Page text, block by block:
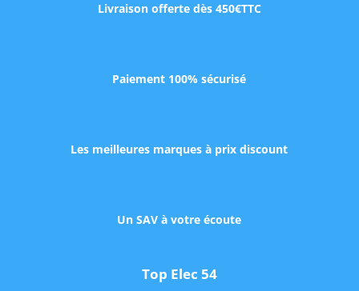
Livraison offerte dès 450€TTC
Paiement 100% sécurisé
Les meilleures marques à prix discount
Un SAV à votre écoute
Top Elec 54